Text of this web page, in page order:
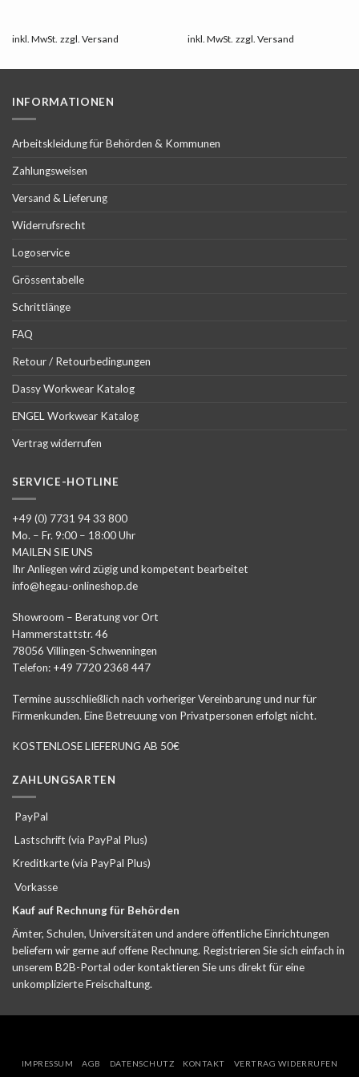
inkl. MwSt. zzgl. Versand inkl. MwSt. zzgl. Versand
INFORMATIONEN
Arbeitskleidung für Behörden & Kommunen
Zahlungsweisen
Versand & Lieferung
Widerrufsrecht
Logoservice
Grössentabelle
Schrittlänge
FAQ
Retour / Retourbedingungen
Dassy Workwear Katalog
ENGEL Workwear Katalog
Vertrag widerrufen
SERVICE-HOTLINE
+49 (0) 7731 94 33 800
Mo. – Fr. 9:00 – 18:00 Uhr
MAILEN SIE UNS
Ihr Anliegen wird zügig und kompetent bearbeitet
info@hegau-onlineshop.de
Showroom – Beratung vor Ort
Hammerstattstr. 46
78056 Villingen-Schwenningen
Telefon: +49 7720 2368 447
Termine ausschließlich nach vorheriger Vereinbarung und nur für
Firmenkunden. Eine Betreuung von Privatpersonen erfolgt nicht.
KOSTENLOSE LIEFERUNG AB 50€
ZAHLUNGSARTEN
PayPal
Lastschrift (via PayPal Plus)
Kreditkarte (via PayPal Plus)
Vorkasse
Kauf auf Rechnung für Behörden
Ämter, Schulen, Universitäten und andere öffentliche Einrichtungen
beliefern wir gerne auf offene Rechnung. Registrieren Sie sich einfach in
unserem B2B-Portal oder kontaktieren Sie uns direkt für eine
unkomplizierte Freischaltung.
IMPRESSUM AGB DATENSCHUTZ KONTAKT VERTRAG WIDERRUFEN